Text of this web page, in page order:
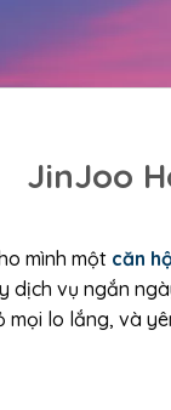
JinJoo
mình một căn
dịch vụ ngắn
lo lắng, và